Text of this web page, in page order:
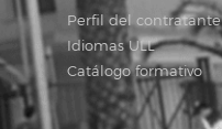
Perfil del contratante
Idiomas ULL
Catálogo formativo